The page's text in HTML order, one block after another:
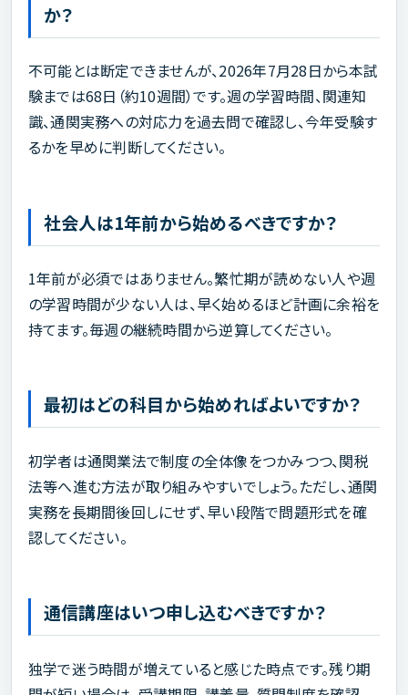
か？
不可能とは断定できませんが、2026年7月28日から本試
験までは68日（約10週間）です。週の学習時間、関連知
識、通関実務への対応力を過去問で確認し、今年受験す
るかを早めに判断してください。
社会人は1年前から始めるべきですか？
1年前が必須ではありません。繁忙期が読めない人や週
の学習時間が少ない人は、早く始めるほど計画に余裕を
持てます。毎週の継続時間から逆算してください。
最初はどの科目から始めればよいですか？
初学者は通関業法で制度の全体像をつかみつつ、関税
法等へ進む方法が取り組みやすいでしょう。ただし、通関
実務を長期間後回しにせず、早い段階で問題形式を確
認してください。
通信講座はいつ申し込むべきですか？
独学で迷う時間が増えていると感じた時点です。残り期